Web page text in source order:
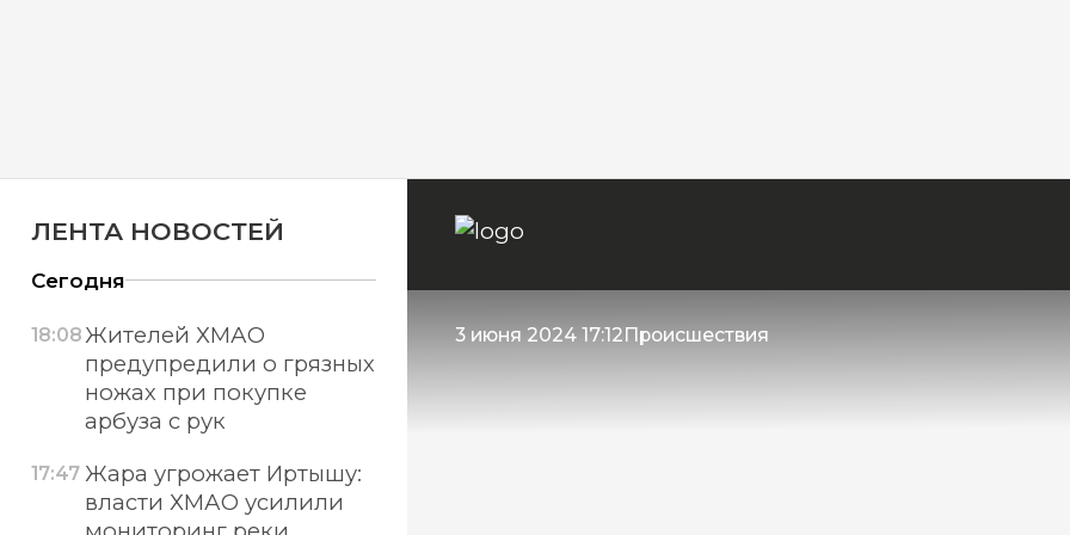
3 июня 2024 17:12 Происшествия
ЛЕНТА НОВОСТЕЙ
Сегодня
18:08Жителей ХМАО
предупредили о грязных
ножах при покупке
арбуза с рук
17:47 Жара угрожает Иртышу:
власти ХМАО усилили